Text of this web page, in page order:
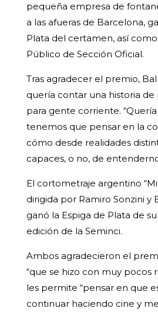
pequeña empresa de
a las afueras de Barcelona,
Plata del certamen, así
Público de Sección Oficial.
Tras agradecer el premio,
quería contar una historia de
para gente corriente.
tenemos que pensar en la
cómo desde realidades
capaces, o no, de
El cortometraje argentino
dirigida por Ramiro Sonzini y
ganó la Espiga de Plata de
edición de la Seminci.
Ambos agradecieron el
“que se hizo con muy pocos
les permite “pensar en que
continuar haciendo cine y